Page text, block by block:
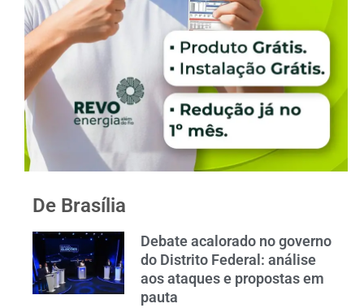
De Brasília
Debate acalorado no governo
do Distrito Federal: análise
aos ataques e propostas em
pauta